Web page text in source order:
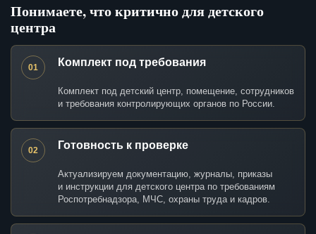
Понимаете, что критично для детского
центра
01 Комплект под требования
Комплект под детский центр, помещение, сотрудников
и требования контролирующих органов по России.
02 Готовность к проверке
Актуализируем документацию, журналы, приказы
и инструкции для детского центра по требованиям
Роспотребнадзора, МЧС, охраны труда и кадров.